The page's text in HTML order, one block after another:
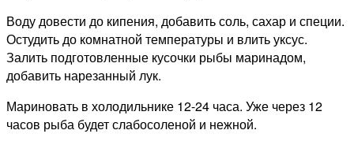
Воду довести до кипения, добавить соль, сахар и специи.
Остудить до комнатной температуры и влить уксус.
Залить подготовленные кусочки рыбы маринадом,
добавить нарезанный лук.
Мариновать в холодильнике 12-24 часа. Уже через 12
часов рыба будет слабосоленой и нежной.